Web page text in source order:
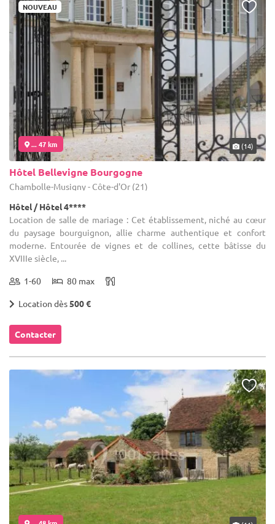
NOUVEAU
... 47 km (14)
Hôtel Bellevigne Bourgogne
Chambolle-Musigny - Côte-d'Or (21)
Hôtel / Hôtel 4****
Location de salle de mariage : Cet établissement, niché au cœur
du paysage bourguignon, allie charme authentique et confort
moderne. Entourée de vignes et de collines, cette bâtisse du
XVIIIe siècle, ...
1-60 80 max
Location dès500 €
Contacter